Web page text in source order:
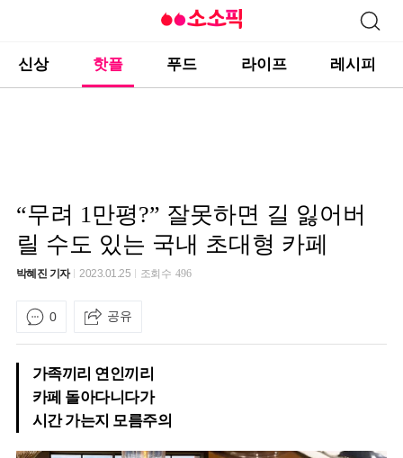
신상 핫플 푸드 라이프 레시피
“무려 1만평?” 잘못하면 길 잃어버
릴 수도 있는 국내 초대형 카페
박혜진 기자 2023.01.25 조회수496
0 공유
가족끼리 연인끼리
카페 돌아다니다가
시간 가는지 모름주의